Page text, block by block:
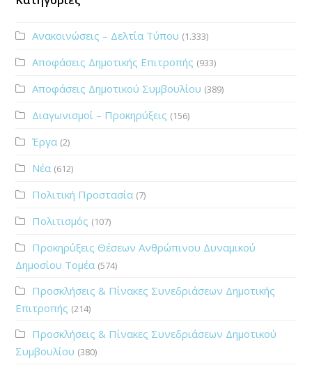
Ανακοινώσεις – Δελτία Τύπου (1.333)
Αποφάσεις Δημοτικής Επιτροπής (933)
Αποφάσεις Δημοτικού Συμβουλίου (389)
Διαγωνισμοί – Προκηρύξεις (156)
Έργα (2)
Νέα (612)
Πολιτική Προστασία (7)
Πολιτισμός (107)
Προκηρύξεις Θέσεων Ανθρώπινου Δυναμικού
Δημοσίου Τομέα (574)
Προσκλήσεις & Πίνακες Συνεδριάσεων Δημοτικής
Επιτροπής (214)
Προσκλήσεις & Πίνακες Συνεδριάσεων Δημοτικού
Συμβουλίου (380)